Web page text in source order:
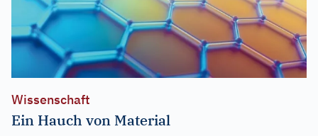
Wissenschaft
Ein Hauch von Material